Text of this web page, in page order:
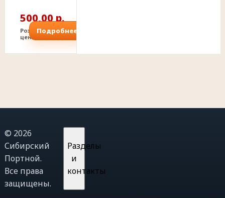
500,00 р.
Розничная
цена
Подробнее
© 2026
Сибирский
Портной.
Все права
защищены.
Разделы
и
контакты